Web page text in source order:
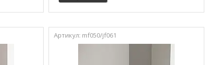
mf050/jf061